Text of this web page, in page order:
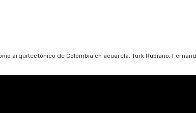
arquitectónico de Colombia en acuarela. Türk Rubiano,